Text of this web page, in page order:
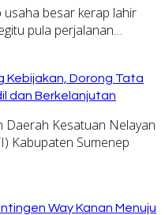
usaha besar kerap lahir
pula perjalanan…
Kebijakan, Dorong Tata
dan Berkelanjutan
Daerah Kesatuan Nelayan
Kabupaten Sumenep
Way Kanan Menuju